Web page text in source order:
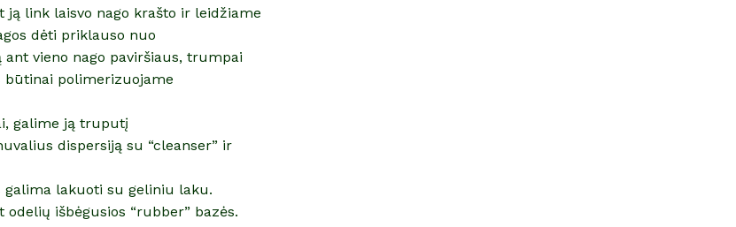
link laisvo nago krašto ir leidžiame
dėti priklauso nuo
vieno nago paviršiaus, trumpai
būtinai polimerizuojame
galime ją truputį
dispersiją su “cleanser” ir
galima lakuoti su geliniu laku.
išbėgusios “rubber” bazės.